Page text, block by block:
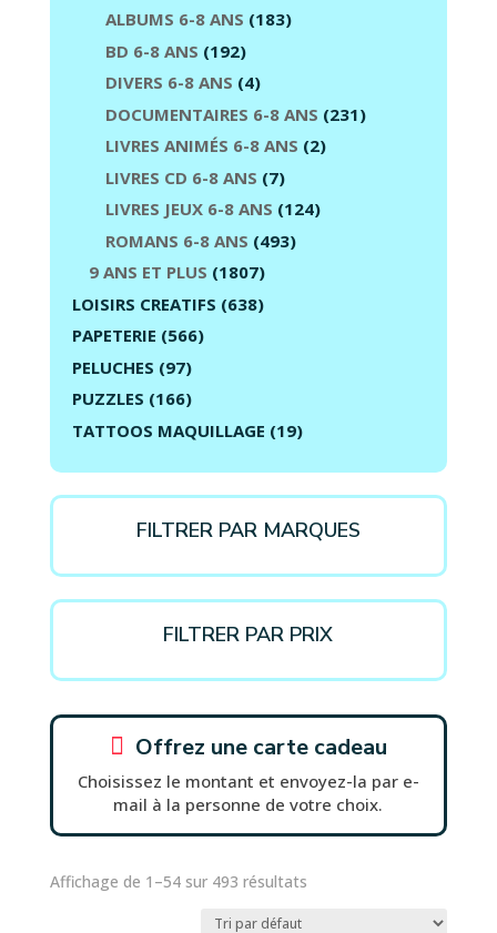
ALBUMS 6-8 ANS (183)
BD 6-8 ANS (192)
DIVERS 6-8 ANS (4)
DOCUMENTAIRES 6-8 ANS (231)
LIVRES ANIMÉS 6-8 ANS (2)
LIVRES CD 6-8 ANS (7)
LIVRES JEUX 6-8 ANS (124)
ROMANS 6-8 ANS (493)
9 ANS ET PLUS (1807)
LOISIRS CREATIFS (638)
PAPETERIE (566)
PELUCHES (97)
PUZZLES (166)
TATTOOS MAQUILLAGE (19)
FILTRER PAR MARQUES
FILTRER PAR PRIX
 Offrez une carte cadeau
Choisissez le montant et envoyez-la par e-
mail à la personne de votre choix.
Affichage de 1–54 sur 493 résultats